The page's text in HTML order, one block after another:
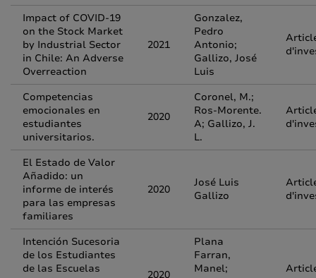
Impact of COVID-19
on the Stock Market
by Industrial Sector
in Chile: An Adverse
Overreaction
2021
Gonzalez,
Pedro
Antonio;
Gallizo, José
Luis
Competencias
emocionales en
estudiantes
universitarios.
2020
Coronel, M.;
Ros-Morente.
A; Gallizo, J.
L.
El Estado de Valor
Añadido: un
informe de interés
para las empresas
familiares
2020
José Luis
Gallizo
Intención Sucesoria
de los Estudiantes
de las Escuelas
2020
Plana
Farran,
Manel;